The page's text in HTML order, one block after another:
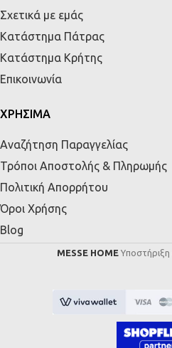
Σχετικά με εμάς
Κατάστημα Πάτρας
Κατάστημα Κρήτης
Επικοινωνία
ΧΡΗΣΙΜΑ
Αναζήτηση Παραγγελίας
Τρόποι Αποστολής & Πληρωμής
Πολιτική Απορρήτου
Όροι Χρήσης
Blog
MESSE HOME